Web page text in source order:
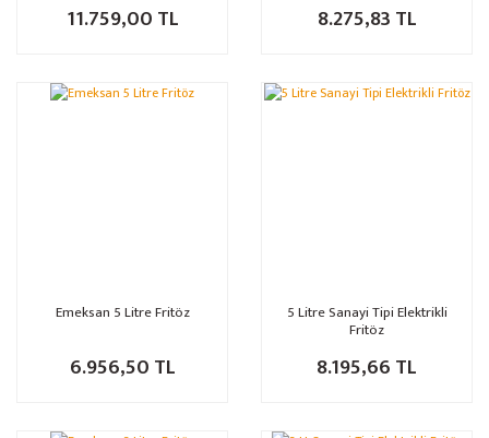
11.759,00 TL 8.275,83 TL
Emeksan 5 Litre Fritöz
6.956,50 TL
5 Litre Sanayi Tipi Elektrikli
Fritöz
8.195,66 TL